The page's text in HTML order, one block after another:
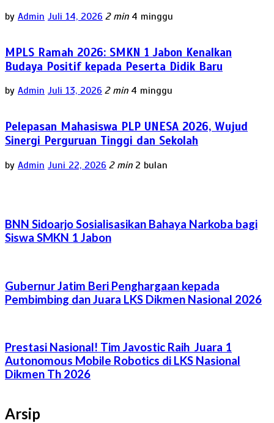
by Admin Juli 14, 2026 2 min 4 minggu
MPLS Ramah 2026: SMKN 1 Jabon Kenalkan
Budaya Positif kepada Peserta Didik Baru
by Admin Juli 13, 2026 2 min 4 minggu
Pelepasan Mahasiswa PLP UNESA 2026, Wujud
Sinergi Perguruan Tinggi dan Sekolah
by Admin Juni 22, 2026 2 min 2 bulan
BNN Sidoarjo Sosialisasikan Bahaya Narkoba bagi
Siswa SMKN 1 Jabon
Gubernur Jatim Beri Penghargaan kepada
Pembimbing dan Juara LKS Dikmen Nasional 2026
Prestasi Nasional! Tim Javostic Raih Juara 1
Autonomous Mobile Robotics di LKS Nasional
Dikmen Th 2026
Arsip